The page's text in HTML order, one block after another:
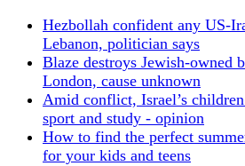
Hezbollah confident any US-
Lebanon, politician says
Blaze destroys Jewish-owned
London, cause unknown
Amid conflict, Israel’s
sport and study - opinion
How to find the perfect
for your kids and teens